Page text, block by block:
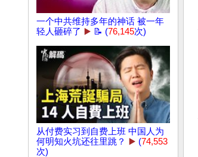
一个中共维持多年的神话 被一年
轻人砸碎了 ▶️ 📝 (76,145次)
从付费实习到自费上班 中国人为
何明知火坑还往里跳？
▶️ (74,553
次)